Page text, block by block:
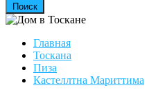
Поиск
Главная
Тоскана
Пиза
Кастеллтна Мариттима